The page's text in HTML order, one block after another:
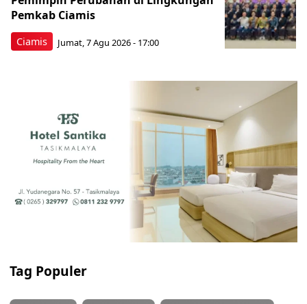
Ciamis
Pemkab Ciamis
Jumat, 7 Agu 2026 - 17:00
Tag Populer